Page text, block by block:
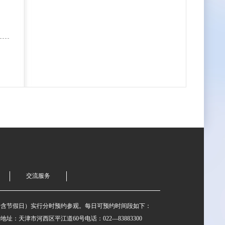
交流服务
节假日）实行分时预约参观。每日可预约时间段如下：
地址：天津市河西区平江道60号电话：022—83883300